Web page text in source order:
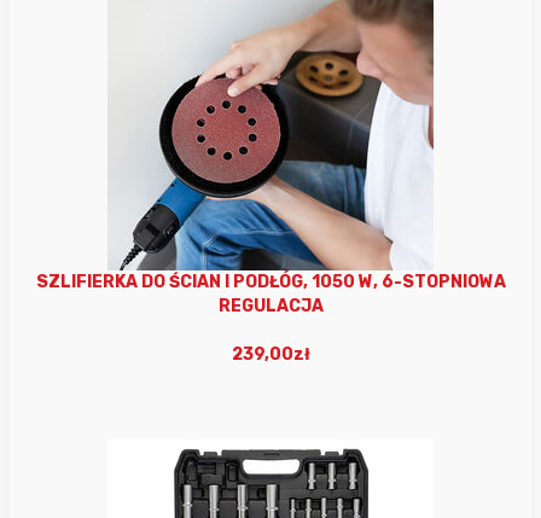
SZLIFIERKA DO ŚCIAN I PODŁÓG, 1050 W, 6-STOPNIOWA
REGULACJA
239,00zł